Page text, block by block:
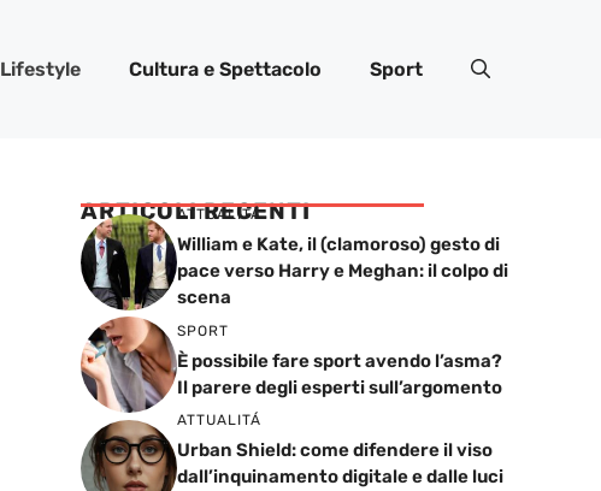
Lifestyle Cultura e Spettacolo Sport
ARTICOLI RECENTI
ATTUALITÁ
William e Kate, il (clamoroso) gesto di
pace verso Harry e Meghan: il colpo di
scena
SPORT
È possibile fare sport avendo l’asma?
Il parere degli esperti sull’argomento
ATTUALITÁ
Urban Shield: come difendere il viso
dall’inquinamento digitale e dalle luci